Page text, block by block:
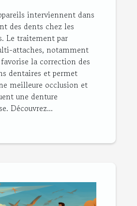
adultes ?interviennent dans
des dents chez les
Le traitement par
attaches, notamment
favorise la correction des
dentaires et permet
meilleure occlusion et
une denture
Découvrez...